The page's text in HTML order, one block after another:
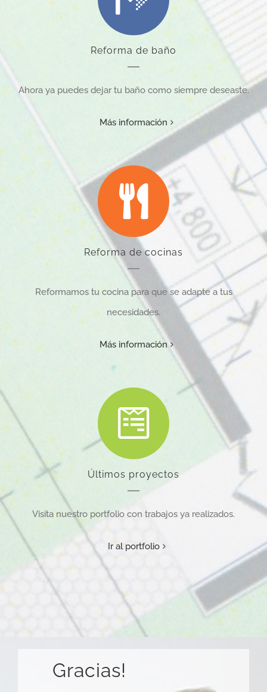
Reforma de baño
Ahora ya puedes dejar tu baño como siempre deseaste.
Más información
Reforma de cocinas
Reformamos tu cocina para que se adapte a tus
necesidades.
Más información
Últimos proyectos
Visita nuestro portfolio con trabajos ya realizados.
Ir al portfolio
Gracias!